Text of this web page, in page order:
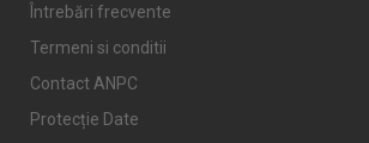
Întrebări frecvente
Termeni si conditii
Contact ANPC
Protecție Date